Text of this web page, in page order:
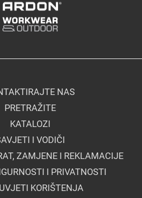
NAS
PRETRAŽITE
KATALOZI
I VODIČI
ZAMJENE I REKLAMACIJE
I PRIVATNOSTI
KORIŠTENJA